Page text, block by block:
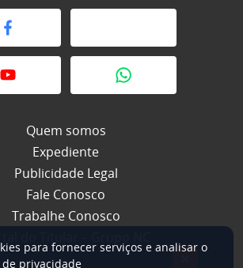
Quem somos
Expediente
Publicidade Legal
Fale Conosco
Trabalhe Conosco
para fornecer serviços e analisar o
de privacidade